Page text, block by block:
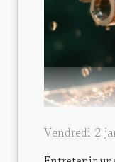
Vendredi 2